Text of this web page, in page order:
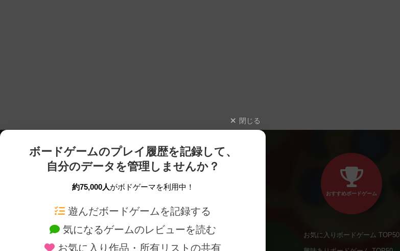
閉じる
ボードゲームのプレイ履歴を記録して、
自分のデータを管理しませんか？
約75,000人がボドゲーマを利用中！
遊んだボードゲームを記録する
気になるゲームのレビューを読む
お気に入り作品・所有リストの共有
ボードゲームを検索する 新作・再入荷情報
おすすめボードゲーム
お気に入りボードゲーム TOP50